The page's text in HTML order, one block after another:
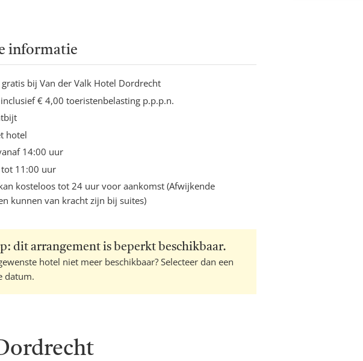
informatie
gratis bij Van der Valk Hotel Dordrecht
€ 4,00 toeristenbelasting p.p.p.n.
hotel
14:00 uur
11:00 uur
kosteloos tot 24 uur voor aankomst (Afwijkende
kunnen van kracht zijn bij suites)
dit arrangement is beperkt beschikbaar.
hotel niet meer beschikbaar? Selecteer dan een
datum.